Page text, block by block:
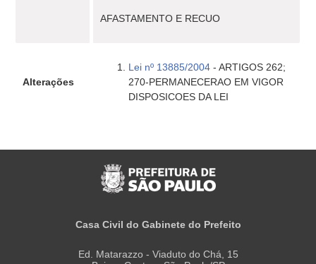
AFASTAMENTO E RECUO
Alterações
Lei nº 13885/2004 - ARTIGOS 262;
270-PERMANECERAO EM VIGOR
DISPOSICOES DA LEI
Casa Civil do Gabinete do Prefeito
Ed. Matarazzo - Viaduto do Chá, 15